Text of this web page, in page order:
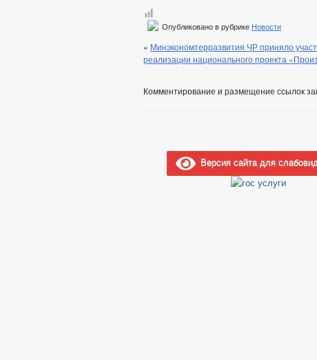
Опубликовано в рубрике Новости
« Минэкономтерразвития ЧР приняло
реализации национального проекта
Комментирование и размещение ссылок
Версия сайта для